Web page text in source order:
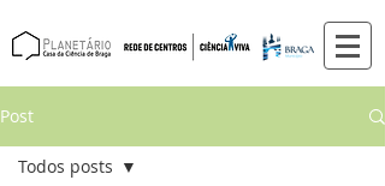
Post
Todos posts